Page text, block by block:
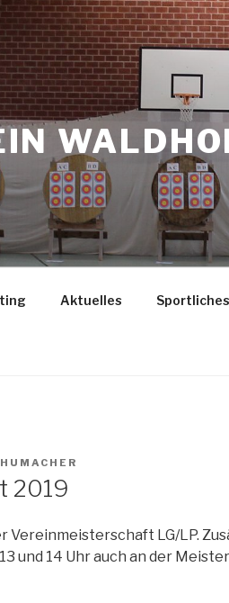
Aktuelles Sportliches
2019
Vereinmeisterschaft LG/LP.
und 14 Uhr auch an der